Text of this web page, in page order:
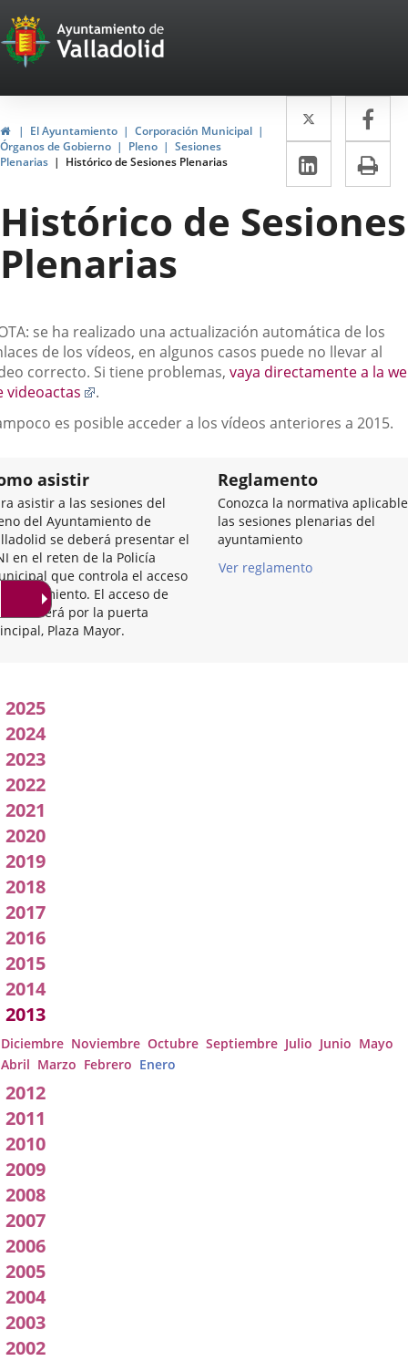
Portal
Web
del
Ayuntamiento
de
Valladolid
InicioEl Ayuntamiento
Corporación Municipal
Órganos de Gobierno
Pleno
Sesiones
Plenarias
Histórico de Sesiones Plenarias
Twitter
Enlace
a
una
externa.
a
LinkedIn
Enlace
a
una
Histórico de Sesiones
Plenarias
se ha realizado una actualización automática de los
de los vídeos, en algunos casos puede no llevar al
correcto. Si tiene problemas, vaya directamente a la
videoactas
Enlace
una
.
es posible acceder a los vídeos anteriores a 2015.
asistir
asistir a las sesiones del
del Ayuntamiento de
se deberá presentar el
en el reten de la Policía
que controla el acceso
El acceso de
será por la puerta
Plaza Mayor.
Reglamento
Conozca la normativa
las sesiones plenarias del
ayuntamiento
Ver reglamento
2025
2024
2023
2022
2021
2020
2019
2018
2017
2016
2015
2014
2013
Diciembre Noviembre Octubre Septiembre Julio Junio Mayo
Abril Marzo Febrero Enero
2012
2011
2010
2009
2008
2007
2006
2005
2004
2003
2002